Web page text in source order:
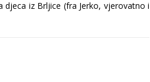
djeca iz Brljice (fra Jerko, vjerovatno i